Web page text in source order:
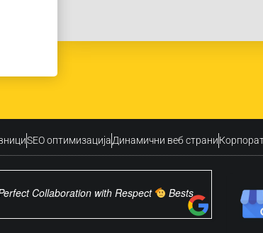
SEO оптимизацијаДинамични веб страни
Collaboration with Respect Bests